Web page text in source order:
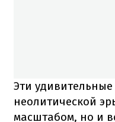
Эти
неолитической
масштабом, но и